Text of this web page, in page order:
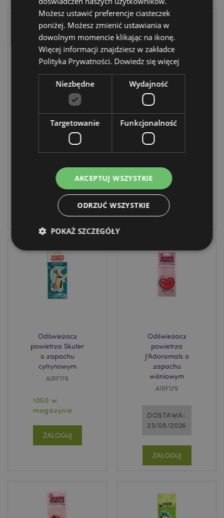
Odświeżacz
powietrza Jingle
Bunch o zapachu
piernika
XAIRF172
DOSTAWA:
23/08/2026
ZALOGUJ
Odświeżacz
powietrza Jingle
Bunch o zapachu
miętowym
DOSTAWA:
23/08/2026
ZALOGUJ
Odświeżacz
powietrza Skuter
o zapachu
cytrynowym
AIRF176
1050 w
magazynie
ZALOGUJ
Odświeżacz
powietrza
J'Adoramals o
zapachu
wiśniowym
AIRF179
DOSTAWA:
23/08/2026
ZALOGUJ
Możesz ustawić preferencje ciasteczek
poniżej. Możesz zmienić ustawiania w
dowolnym momencie klikając na ikonę.
Więcej informacji znajdziesz w zakładce
Polityka Prywatności. Dowiedz się więcej
Niezbędne Wydajność
Targetowanie Funkcjonalność
AKCEPTUJ WSZYSTKIE
ODRZUĆ WSZYSTKIE
POKAŻ SZCZEGÓŁY
Niezbędne
Targetowanie
Nazwa
Provider/
Domena
CookieScriptConsent
CookieScript
.puckator.pl
invalidation